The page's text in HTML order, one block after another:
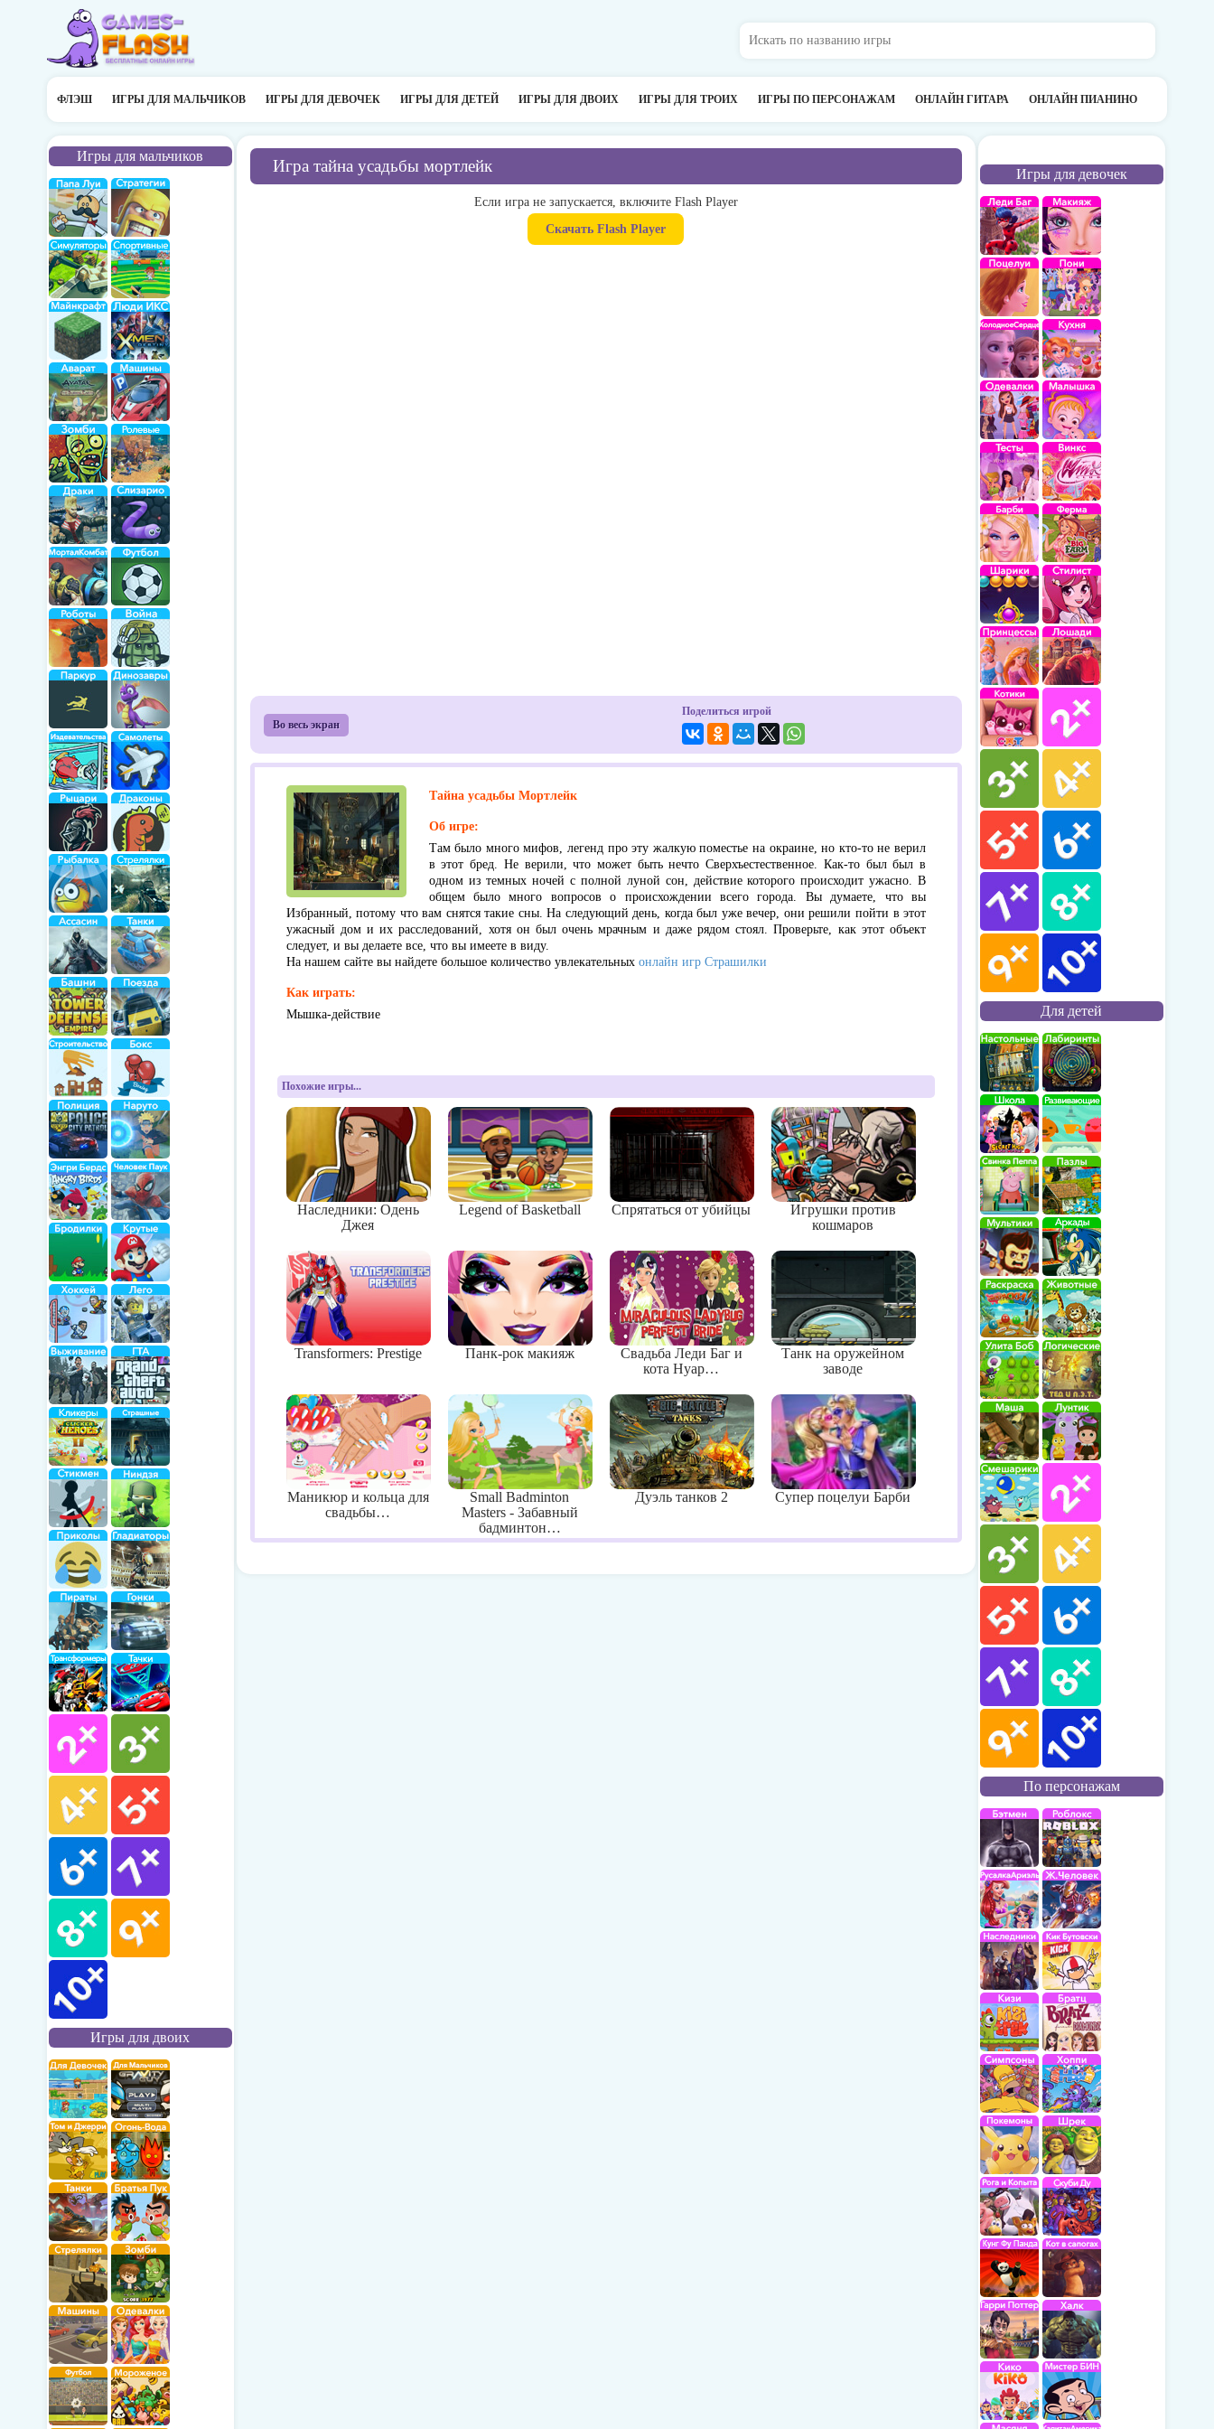
ФЛЭШ ИГРЫ ДЛЯ МАЛЬЧИКОВ ИГРЫ ДЛЯ ДЕВОЧЕК ИГРЫ ДЛЯ ДЕТЕЙ ИГРЫ ДЛЯ ДВОИХ ИГРЫ ДЛЯ ТРОИХ ИГРЫ ПО ПЕРСОНАЖАМ ОНЛАЙН ГИТАРА ОНЛАЙН ПИАНИНО
Игры для мальчиков
Игры для двоих
Игра тайна усадьбы мортлейк
Если игра не запускается, включите Flash Player
Скачать Flash Player
Во весь экран
Поделиться игрой
Тайна усадьбы Мортлейк
Об игре:
Там было много мифов, легенд про эту жалкую поместье на окраине, но кто-то не верил
в этот бред. Не верили, что может быть нечто Сверхъестественное. Как-то был был в
одном из темных ночей с полной луной сон, действие которого происходит ужасно. В
общем было много вопросов о происхождении всего города. Вы думаете, что вы
Избранный, потому что вам снятся такие сны. На следующий день, когда был уже вечер, они решили пойти в этот
ужасный дом и их расследований, хотя он был очень мрачным и даже рядом стоял. Проверьте, как этот объект
следует, и вы делаете все, что вы имеете в виду.
На нашем сайте вы найдете большое количество увлекательных онлайн игр Страшилки
Как играть:
Мышка-действие
Похожие игры...
Наследники: Одень
Джея
Legend of Basketball Спрятаться от убийцы
Игрушки против
кошмаров
Transformers: Prestige Панк-рок макияж
Свадьба Леди Баг и
кота Нуар…
Танк на оружейном
заводе
Маникюр и кольца для
свадьбы…
Small Badminton
Masters - Забавный
бадминтон…
Дуэль танков 2 Супер поцелуи Барби
Игры для девочек
Для детей
По персонажам